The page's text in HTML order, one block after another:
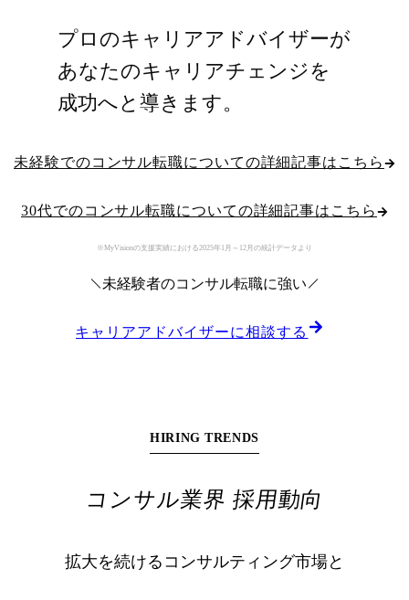
プロのキャリアアドバイザーが
あなたのキャリアチェンジを
成功へと導きます。
未経験でのコンサル転職についての詳細記事はこちら
30代でのコンサル転職についての詳細記事はこちら
※MyVisionの支援実績における2025年1月～12月の統計データより
未経験者のコンサル転職に強い
キャリアアドバイザーに相談する
HIRING TRENDS
コンサル業界 採用動向
拡大を続けるコンサルティング市場と